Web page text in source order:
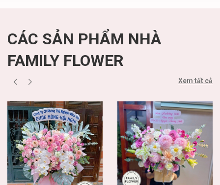
CÁC SẢN PHẨM NHÀ
FAMILY FLOWER
Xem tất cả